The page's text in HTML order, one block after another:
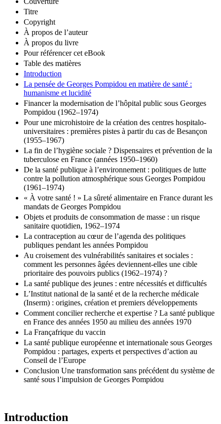
Titre
Copyright
À propos de l’auteur
À propos du livre
Pour référencer cet eBook
Table des matières
Introduction
La pensée de Georges Pompidou en matière de santé :
humanisme et lucidité
Financer la modernisation de l’hôpital public sous Georges
Pompidou (1962–1974)
Pour une microhistoire de la création des centres hospitalo-
universitaires : premières pistes à partir du cas de Besançon
(1955–1967)
La fin de l’hygiène sociale ? Dispensaires et prévention de la
tuberculose en France (années 1950–1960)
De la santé publique à l’environnement : politiques de lutte
contre la pollution atmosphérique sous Georges Pompidou
(1961–1974)
« À votre santé ! » La sûreté alimentaire en France durant les
mandats de Georges Pompidou
Objets et produits de consommation de masse : un risque
sanitaire quotidien, 1962–1974
La contraception au cœur de l’agenda des politiques
publiques pendant les années Pompidou
Au croisement des vulnérabilités sanitaires et sociales :
comment les personnes âgées deviennent-elles une cible
prioritaire des pouvoirs publics (1962–1974) ?
La santé publique des jeunes : entre nécessités et difficultés
L’Institut national de la santé et de la recherche médicale
(Inserm) : origines, création et premiers développements
Comment concilier recherche et expertise ? La santé publique
en France des années 1950 au milieu des années 1970
La Françafrique du vaccin
La santé publique européenne et internationale sous Georges
Pompidou : partages, experts et perspectives d’action au
Conseil de l’Europe
Conclusion Une transformation sans précédent du système de
santé sous l’impulsion de Georges Pompidou
Introduction